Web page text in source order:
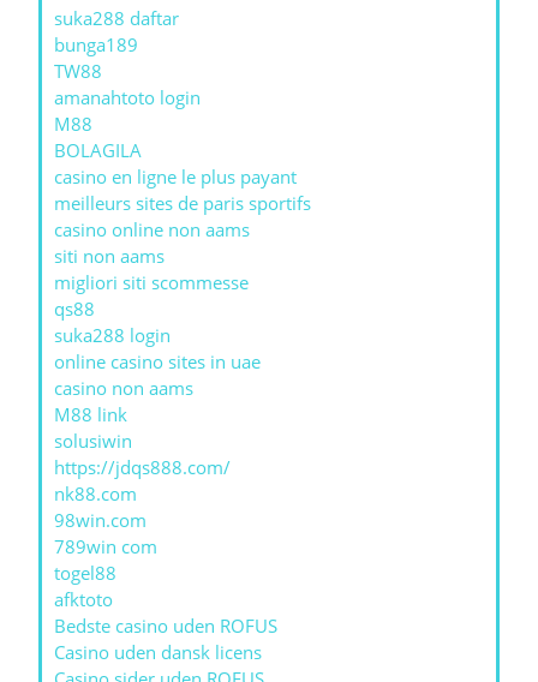
suka288 daftar
bunga189
TW88
amanahtoto login
M88
BOLAGILA
casino en ligne le plus payant
meilleurs sites de paris sportifs
casino online non aams
siti non aams
migliori siti scommesse
qs88
suka288 login
online casino sites in uae
casino non aams
M88 link
solusiwin
https://jdqs888.com/
nk88.com
98win.com
789win com
togel88
afktoto
Bedste casino uden ROFUS
Casino uden dansk licens